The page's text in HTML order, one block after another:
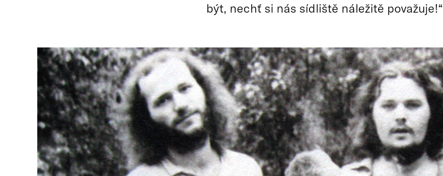
být, nechť si nás sídliště náležitě považuje!“